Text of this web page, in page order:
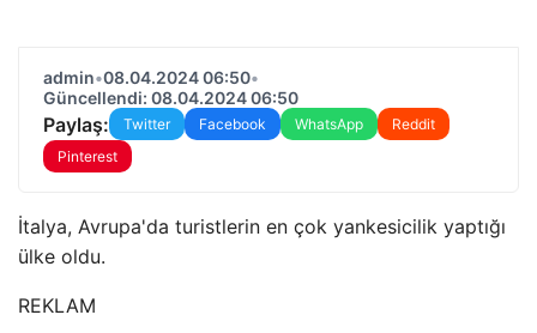
admin•08.04.2024 06:50•
Güncellendi: 08.04.2024 06:50
Paylaş: Twitter Facebook WhatsApp
Reddit
Pinterest
İtalya, Avrupa'da turistlerin en çok yankesicilik yaptığı
ülke oldu.
REKLAM